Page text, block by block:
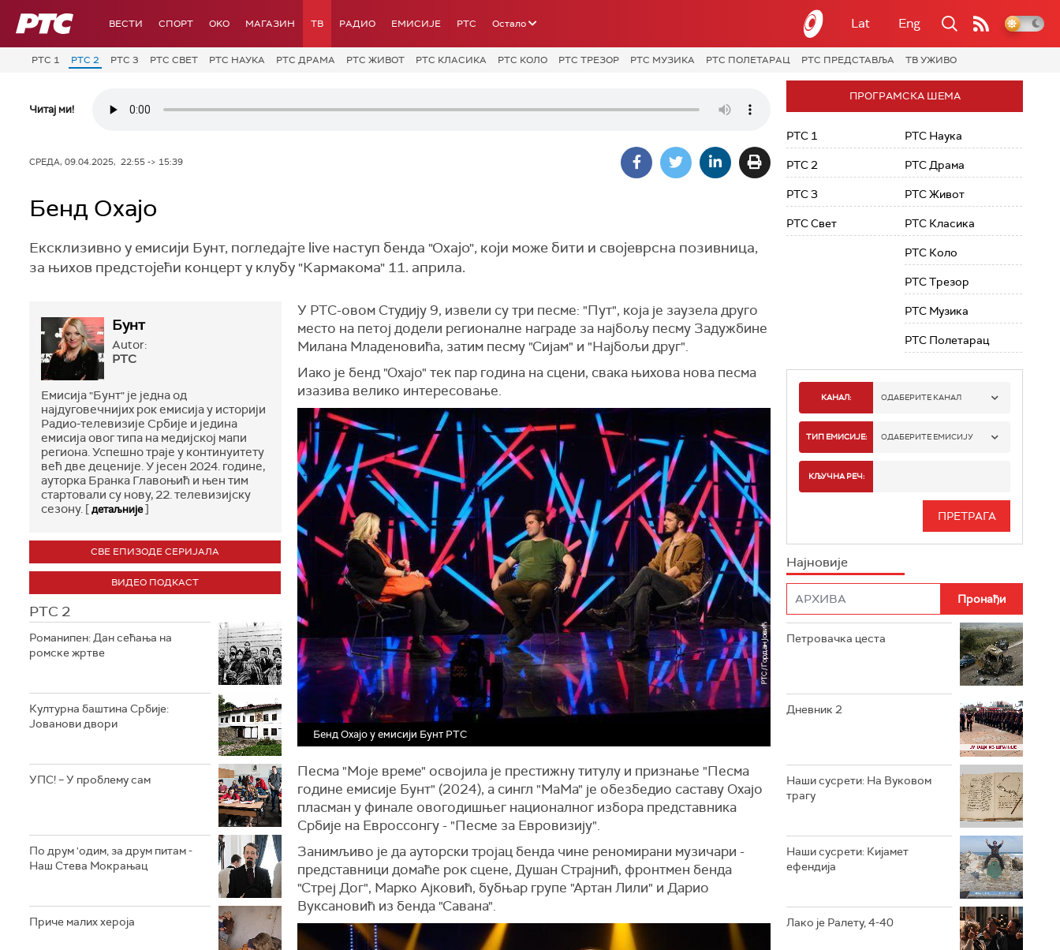
РТС ВЕСТИ СПОРТ OKO МАГАЗИН ТВ РАДИО ЕМИСИЈЕ РТС Остало Lat Eng
РТС 1 РТС 2 РТС 3 РТС СВЕТ РТС НАУКА РТС ДРАМА РТС ЖИВОТ РТС КЛАСИКА РТС КОЛО РТС ТРЕЗОР РТС МУЗИКА РТС ПОЛЕТАРАЦ РТС ПРЕДСТАВЉА ТВ УЖИВО
Читај ми!
СРЕДА, 09.04.2025, 22:55 -> 15:39
Бенд Охајо
Ексклизивно у емисији Бунт, погледајте live наступ бенда "Охајо", који може бити и својеврсна позивница,
за њихов предстојећи концерт у клубу "Кармакома" 11. априла.
Бунт
Autor:
РТС
Емисија "Бунт" је једна од
најдуговечнијих рок емисија у историји
Радио-телевизије Србије и једина
емисија овог типа на медијској мапи
региона. Успешно траје у континуитету
већ две деценије. У јесен 2024. године,
ауторка Бранка Главоњић и њен тим
стартовали су нову, 22. телевизијску
сезону. [детаљније]
СВЕ ЕПИЗОДЕ СЕРИЈАЛА
ВИДЕО ПОДКАСТ
РТС 2
Романипен: Дан сећања на
ромске жртве
Културна баштина Србије:
Јованови двори
УПС! – У проблему сам
По друм 'одим, за друм питам -
Наш Стева Мокрањац
Приче малих хероја
У РТС-овом Студију 9, извели су три песме: "Пут", која је заузела друго
место на петој додели регионалне награде за најбољу песму Задужбине
Милана Младеновића, затим песму "Сијам" и "Најбољи друг".
Иако је бенд "Охајо" тек пар година на сцени, свака њихова нова песма
изазива велико интересовање.
Бенд Оxајо у емисији Бунт РТС
Песма "Моје време" освојила је престижну титулу и признање "Песма
године емисије Бунт" (2024), а сингл "МаМа" је обезбедио саставу Охајо
пласман у финале овогодишњег националног избора представника
Србије на Евроссонгу - "Песме за Евровизију".
Занимљиво је да ауторски тројац бенда чине реномирани музичари -
представници домаће рок сцене, Душан Страјнић, фронтмен бенда
"Стреј Дог", Марко Ајковић, бубњар групе "Артан Лили" и Дарио
Вуксановић из бенда "Савана".
ПРОГРАМСКА ШЕМА
РТС 1
РТС 2
РТС 3
РТС Свет
РТС Наука
РТС Драма
РТС Живот
РТС Класика
РТС Коло
РТС Трезор
РТС Музика
РТС Полетарац
КАНАЛ: ОДАБЕРИТЕ КАНАЛ
РТС 1
РТС 3
РТС КЛАСИКА
РТС ТРЕЗОР
РТС МУЗИКА
РТС ПОЛЕТАРАЦ
ТИП ЕМИСИЈЕ: ОДАБЕРИТЕ ЕМИСИЈУ
КЉУЧНА РЕЧ:
Најновије
Петровачка цеста
Дневник 2
Наши сусрети: На Вуковом
трагу
Наши сусрети: Кијамет
ефендија
Лако је Ралету, 4-40